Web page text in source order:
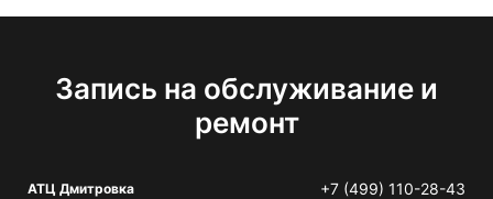
Запись на обслуживание и
ремонт
АТЦ Дмитровка +7 (499) 110-28-43